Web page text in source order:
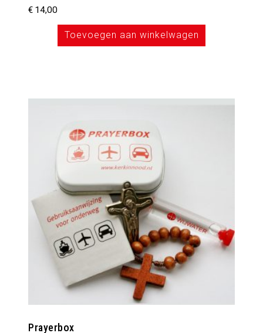
€ 14,00
Toevoegen aan winkelwagen
Prayerbox